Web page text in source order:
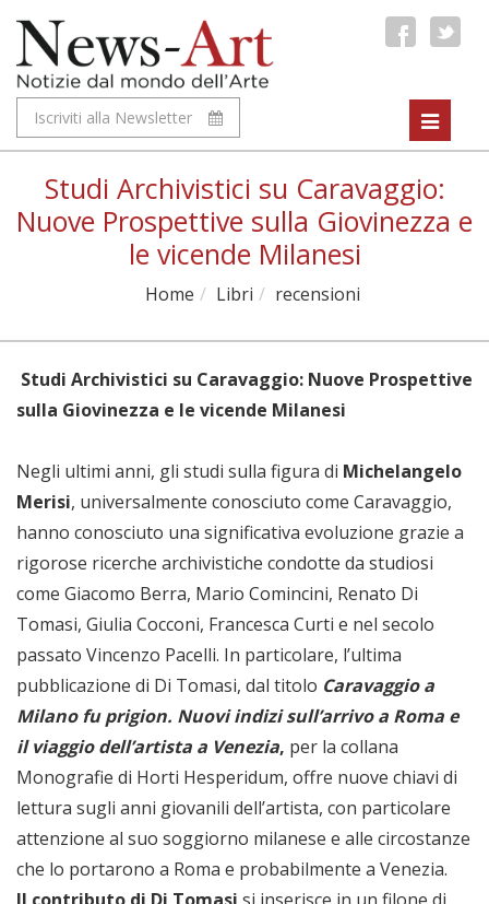
Iscriviti alla Newsletter
Toggle
Studi Archivistici su Caravaggio:
Nuove Prospettive sulla Giovinezza e
le vicende Milanesi
Home Libri recensioni
Studi Archivistici su Caravaggio: Nuove Prospettive
sulla Giovinezza e le vicende Milanesi
Negli ultimi anni, gli studi sulla figura di Michelangelo
Merisi, universalmente conosciuto come Caravaggio,
hanno conosciuto una significativa evoluzione grazie a
rigorose ricerche archivistiche condotte da studiosi
come Giacomo Berra, Mario Comincini, Renato Di
Tomasi, Giulia Cocconi, Francesca Curti e nel secolo
passato Vincenzo Pacelli. In particolare, l’ultima
pubblicazione di Di Tomasi, dal titolo Caravaggio a
Milano fu prigion. Nuovi indizi sull’arrivo a Roma e
il viaggio dell’artista a Venezia, per la collana
Monografie di Horti Hesperidum, offre nuove chiavi di
lettura sugli anni giovanili dell’artista, con particolare
attenzione al suo soggiorno milanese e alle circostanze
che lo portarono a Roma e probabilmente a Venezia.